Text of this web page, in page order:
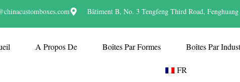
Bâtiment B, No. 3 Tengfeng Third Road,
A Propos De Boîtes Par Formes Boîtes Par
FR